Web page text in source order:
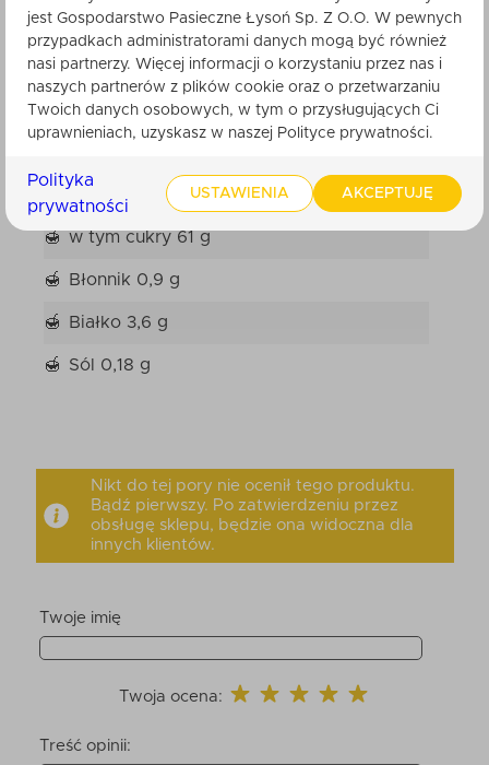
Wartości odżywcze dla 100g produktu
Wartość energetyczna 1726 kJ/409 kcal
Tłuszcz 8,9 g
Węglowodany 78 g
w tym cukry 61 g
Błonnik 0,9 g
Białko 3,6 g
Sól 0,18 g
Nikt do tej pory nie ocenił tego produktu.
Bądź pierwszy. Po zatwierdzeniu przez
obsługę sklepu, będzie ona widoczna dla
innych klientów.
Twoje imię
Twoja ocena:
Treść opinii:
jest Gospodarstwo Pasieczne Łysoń Sp. Z O.O. W pewnych
przypadkach administratorami danych mogą być również
nasi partnerzy. Więcej informacji o korzystaniu przez nas i
naszych partnerów z plików cookie oraz o przetwarzaniu
Twoich danych osobowych, w tym o przysługujących Ci
uprawnieniach, uzyskasz w naszej Polityce prywatności.
Polityka
prywatności
USTAWIENIA AKCEPTUJĘ